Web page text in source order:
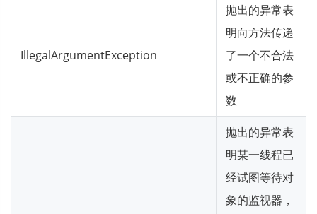
IllegalArgumentException
抛出的异常表
明向方法传递
了一个不合法
或不正确的参
数
抛出的异常表
明某一线程已
经试图等待对
象的监视器，